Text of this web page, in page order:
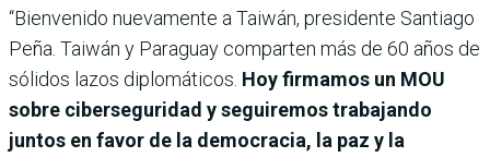
“Bienvenido nuevamente a Taiwán, presidente Santiago
Peña. Taiwán y Paraguay comparten más de 60 años de
sólidos lazos diplomáticos. Hoy firmamos un MOU
sobre ciberseguridad y seguiremos trabajando
juntos en favor de la democracia, la paz y la